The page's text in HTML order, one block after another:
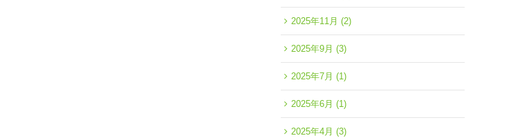
2025年11月 (2)
2025年9月 (3)
2025年7月 (1)
2025年6月 (1)
2025年4月 (3)